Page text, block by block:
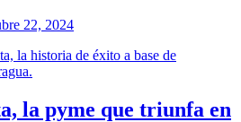
22, 2024
la pyme que triunfa en